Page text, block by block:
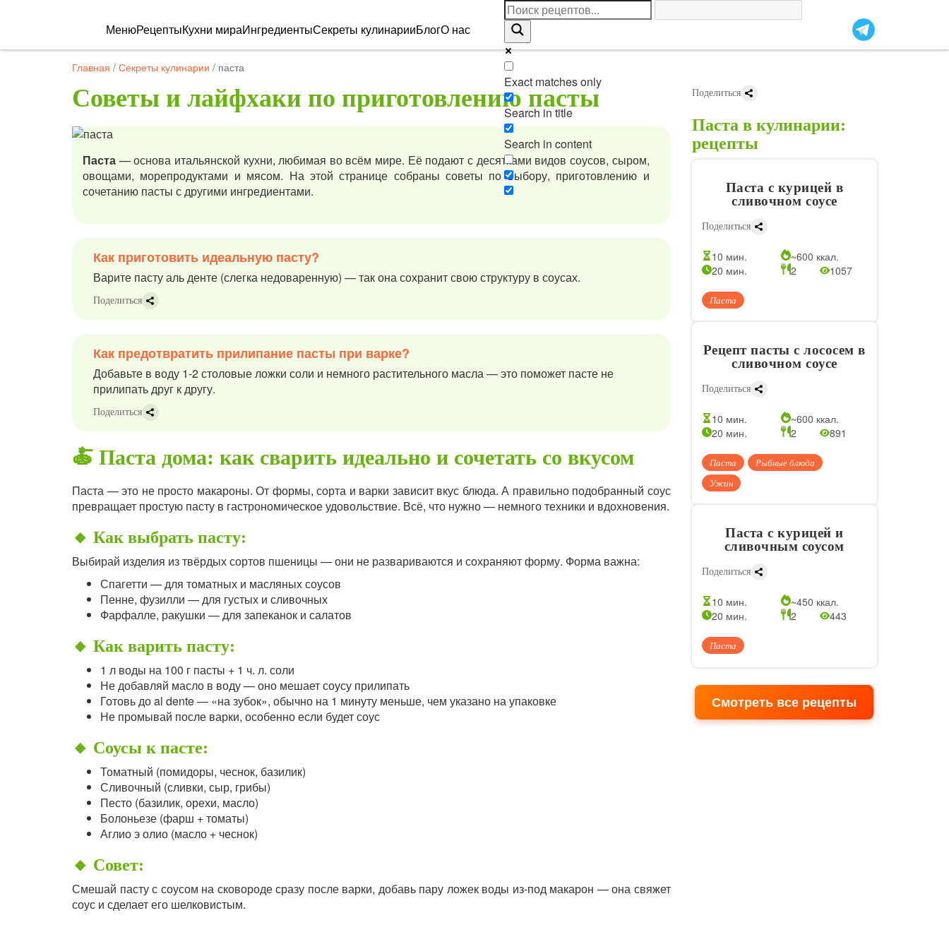
МенюРецептыКухни мираИнгредиентыСекреты кулинарииБлогО нас
Exact matches only
Search in title
Search in content
Главная / Секреты кулинарии / паста
Советы и лайфхаки по приготовлению пасты
Паста — основа итальянской кухни, любимая во всём мире. Её подают с десятками видов соусов, сыром,
овощами, морепродуктами и мясом. На этой странице собраны советы по выбору, приготовлению и
сочетанию пасты с другими ингредиентами.
Как приготовить идеальную пасту?
Варите пасту аль денте (слегка недоваренную) — так она сохранит свою структуру в соусах.
Поделиться
Как предотвратить прилипание пасты при варке?
Добавьте в воду 1-2 столовые ложки соли и немного растительного масла — это поможет пасте не
прилипать друг к другу.
Поделиться
🍝 Паста дома: как сварить идеально и сочетать со вкусом
Паста — это не просто макароны. От формы, сорта и варки зависит вкус блюда. А правильно подобранный соус
превращает простую пасту в гастрономическое удовольствие. Всё, что нужно — немного техники и вдохновения.
🔸 Как выбрать пасту:
Выбирай изделия из твёрдых сортов пшеницы — они не развариваются и сохраняют форму. Форма важна:
Спагетти — для томатных и масляных соусов
Пенне, фузилли — для густых и сливочных
Фарфалле, ракушки — для запеканок и салатов
🔸 Как варить пасту:
1 л воды на 100 г пасты + 1 ч. л. соли
Не добавляй масло в воду — оно мешает соусу прилипать
Готовь до al dente — «на зубок», обычно на 1 минуту меньше, чем указано на упаковке
Не промывай после варки, особенно если будет соус
🔸 Соусы к пасте:
Томатный (помидоры, чеснок, базилик)
Сливочный (сливки, сыр, грибы)
Песто (базилик, орехи, масло)
Болоньезе (фарш + томаты)
Аглио э олио (масло + чеснок)
🔸 Совет:
Смешай пасту с соусом на сковороде сразу после варки, добавь пару ложек воды из-под макарон — она свяжет
соус и сделает его шелковистым.
Поделиться
Паста в кулинарии:
рецепты
Паста с курицей в
сливочном соусе
Поделиться
10 мин.
~600 ккал.
20 мин.
2 1057
Паста
Рецепт пасты с лососем в
сливочном соусе
Поделиться
10 мин.
~600 ккал.
20 мин.
2 891
Паста
Рыбные блюда
Ужин
Паста с курицей и
сливочным соусом
Поделиться
10 мин.
~450 ккал.
20 мин.
2 443
Паста
Смотреть все рецепты